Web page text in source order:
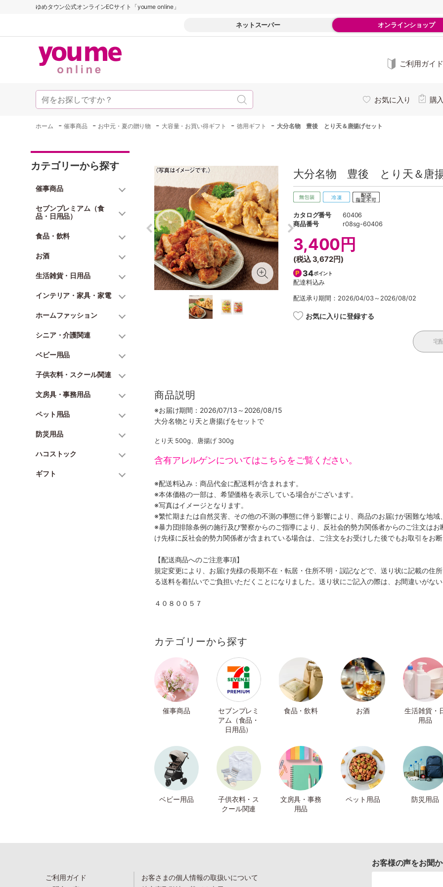
ゆめタウン公式オンラインECサイト「youme online」
ネットスーパー オンラインショップ
ご利用ガイド
お気に入り 購
ホーム -催事商品 - お中元・夏の贈り物 - 大容量・お買い得ギフト -徳用ギフト -大分名物 豊後 とり天＆唐揚げセット
カテゴリーから探す
催事商品
セブンプレミアム（食
品・日用品）
食品・飲料
お酒
生活雑貨・日用品
インテリア・家具・家電
ホームファッション
シニア・介護関連
ベビー用品
子供衣料・スクール関連
文房具・事務用品
ペット用品
防災用品
ハコストック
ギフト
大分名物 豊後 とり天＆唐
カタログ番号
60406
商品番号
r08sg-60406
3,400円
(税込 3,672円)
34ポイント
配達料込み
配送承り期間：2026/04/03～2026/08/02
お気に入りに登録する
宅
商品説明
※お届け期間：2026/07/13～2026/08/15
大分名物とり天と唐揚げをセットで
とり天 500g、唐揚げ 300g
含有アレルゲンについてはこちらをご覧ください。
※配送料込み：商品代金に配送料が含まれます。
※本体価格の一部は、希望価格を表示している場合がございます。
※写真はイメージとなります。
※繁忙期または自然災害、その他の不測の事態に伴う影響により、商品のお届けが困難な地域
※暴力団排除条例の施行及び警察からのご指導により、反社会的勢力関係者からのご注文は
け先様に反社会的勢力関係者が含まれている場合は、ご注文をお受けした後でもお取引をお
【配送商品へのご注意事項】
規定変更により、お届け先様の長期不在・転居・住所不明・誤記などで、送り状に記載の住
る送料を着払いでご負担いただくことになりました。送り状にご記入の際は、お間違いがな
４０８００５７
カテゴリーから探す
催事商品
セブンプレミ
アム（食品・
日用品）
食品・飲料 お酒
生活雑貨・
用品
ベビー用品
子供衣料・ス
クール関連
文房具・事務
用品
ペット用品 防災用品
ご利用ガイド
お客さまの個人情報の取扱いについて
お客様の声をお聞